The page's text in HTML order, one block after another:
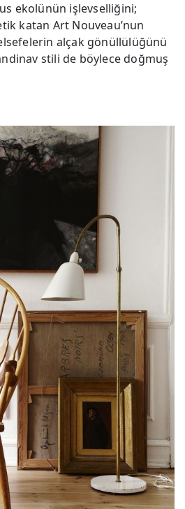
ekolünün işlevselliğini;
katan Art Nouveau’nun
alçak gönüllülüğünü
stili de böylece doğmuş